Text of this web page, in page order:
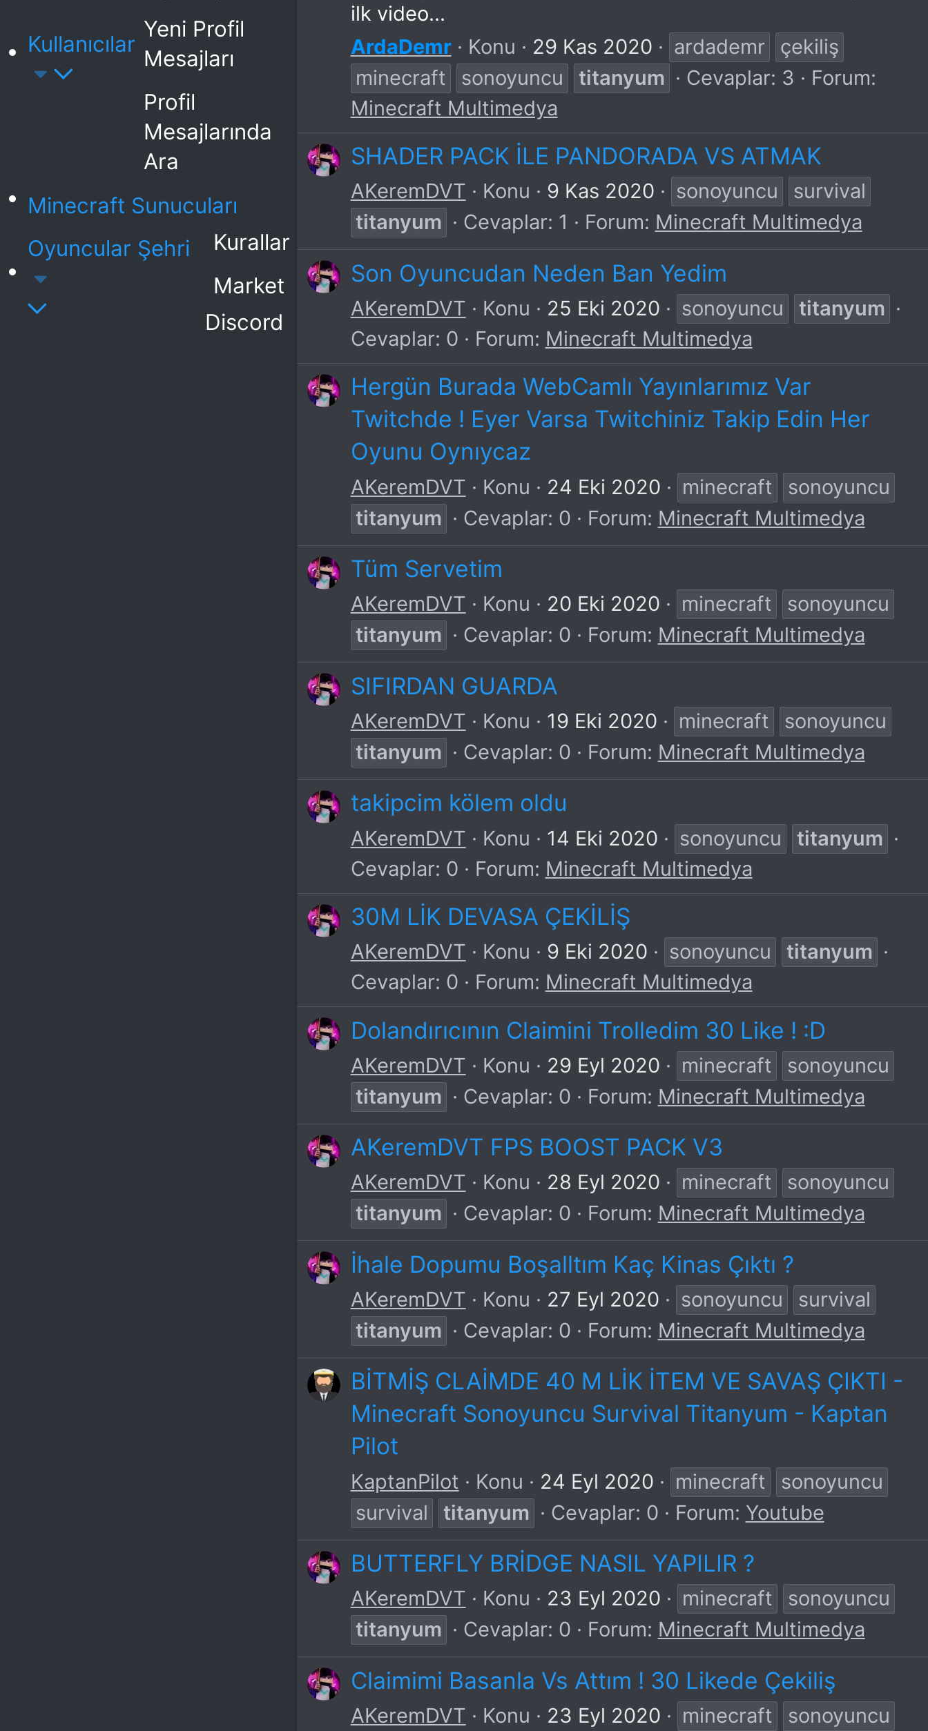
Kullanıcılar
Yeni Profil
Mesajları
Profil
Mesajlarında
Ara
Minecraft Sunucuları
Oyuncular Şehri
Kurallar
Market
Discord
ilk video...
ArdaDemr
Konu 29 Kas 2020 ardademr
çekiliş
minecraft
sonoyuncu titanyum Cevaplar: 3
Forum:
Minecraft Multimedya
SHADER PACK İLE PANDORADA VS ATMAK
AKeremDVT Konu 9 Kas 2020 sonoyuncu
survival
titanyum
Cevaplar: 1 Forum: Minecraft Multimedya
Son Oyuncudan Neden Ban Yedim
AKeremDVT Konu 25 Eki 2020 sonoyuncu
titanyum
Cevaplar: 0
Forum: Minecraft Multimedya
Hergün Burada WebCamlı Yayınlarımız Var
Twitchde ! Eyer Varsa Twitchiniz Takip Edin Her
Oyunu Oynıycaz
AKeremDVT Konu 24 Eki 2020 minecraft
sonoyuncu
titanyum
Cevaplar: 0 Forum: Minecraft Multimedya
Tüm Servetim
AKeremDVT Konu 20 Eki 2020 minecraft
sonoyuncu
titanyum
Cevaplar: 0 Forum: Minecraft Multimedya
SIFIRDAN GUARDA
AKeremDVT Konu 19 Eki 2020 minecraft
sonoyuncu
titanyum
Cevaplar: 0 Forum: Minecraft Multimedya
takipcim kölem oldu
AKeremDVT Konu 14 Eki 2020 sonoyuncu
titanyum
Cevaplar: 0
Forum: Minecraft Multimedya
30M LİK DEVASA ÇEKİLİŞ
AKeremDVT Konu 9 Eki 2020 sonoyuncu
titanyum
Cevaplar: 0
Forum: Minecraft Multimedya
Dolandırıcının Claimini Trolledim 30 Like ! :D
AKeremDVT Konu 29 Eyl 2020 minecraft
sonoyuncu
titanyum
Cevaplar: 0 Forum: Minecraft Multimedya
AKeremDVT FPS BOOST PACK V3
AKeremDVT Konu 28 Eyl 2020 minecraft
sonoyuncu
titanyum
Cevaplar: 0 Forum: Minecraft Multimedya
İhale Dopumu Boşalltım Kaç Kinas Çıktı ?
AKeremDVT Konu 27 Eyl 2020 sonoyuncu
survival
titanyum
Cevaplar: 0 Forum: Minecraft Multimedya
BİTMİŞ CLAİMDE 40 M LİK İTEM VE SAVAŞ ÇIKTI -
Minecraft Sonoyuncu Survival Titanyum - Kaptan
Pilot
KaptanPilot Konu 24 Eyl 2020 minecraft
sonoyuncu
survival
titanyum Cevaplar: 0 Forum: Youtube
BUTTERFLY BRİDGE NASIL YAPILIR ?
AKeremDVT Konu 23 Eyl 2020 minecraft
sonoyuncu
titanyum
Cevaplar: 0 Forum: Minecraft Multimedya
Claimimi Basanla Vs Attım ! 30 Likede Çekiliş
AKeremDVT Konu 23 Eyl 2020 minecraft sonoyuncu